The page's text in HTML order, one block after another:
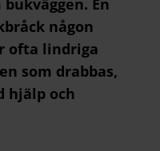
En
någon
ofta lindriga
som drabbas,
hjälp och